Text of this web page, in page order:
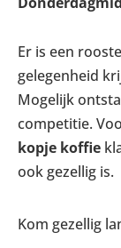
Er is een
gelegenheid
Mogelijk
competitie.
kopje koffie
ook gezellig is.
Kom gezellig